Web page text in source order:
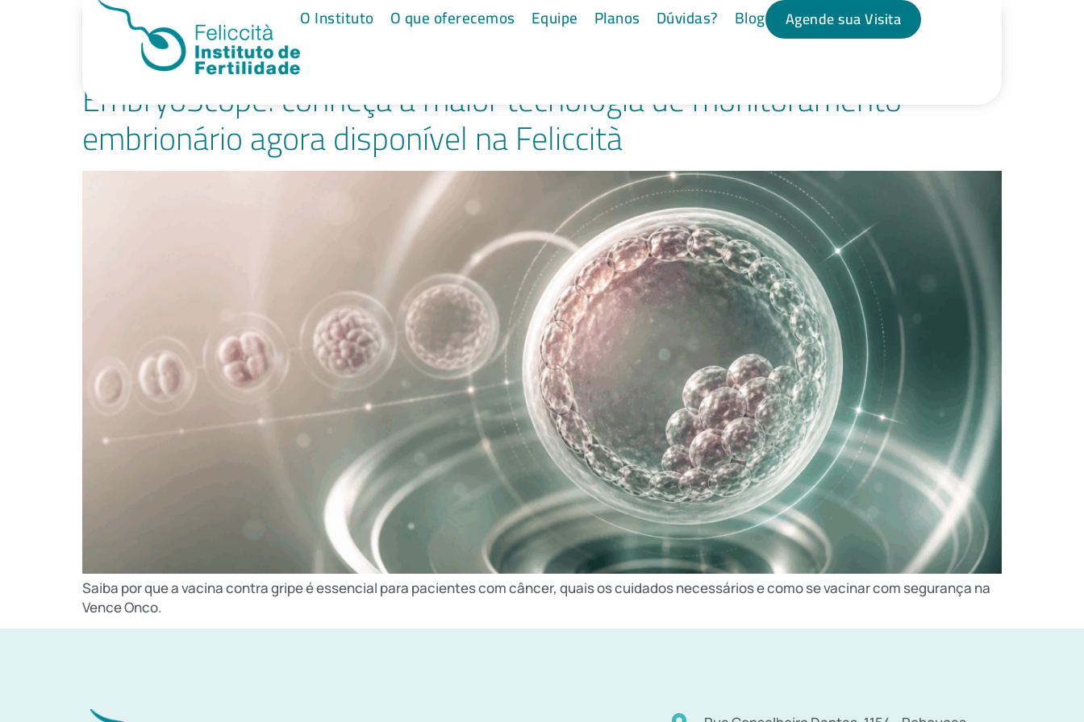
O Instituto O que oferecemos Equipe Planos Dúvidas? Blog Agende sua Visita
Tag:imunoterapia
EmbryoScope: conheça a maior tecnologia de monitoramento
embrionário agora disponível na Feliccità
Saiba por que a vacina contra gripe é essencial para pacientes com câncer, quais os cuidados necessários e como se vacinar com segurança na
Vence Onco.